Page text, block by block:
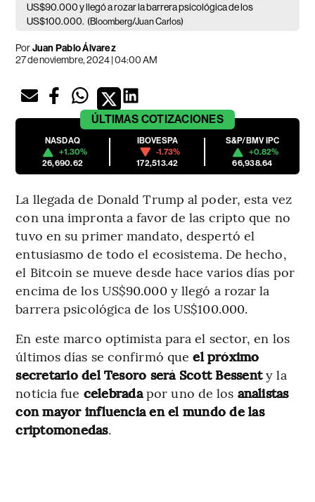
US$90.000 y llegó a rozar la barrera psicológica de los
US$100.000. (Bloomberg/Juan Carlos)
PorJuan Pablo Álvarez
27 de noviembre, 2024 | 04:00 AM
ÚLTIMAS COTIZACIONES
NASDAQ
+1.30%
26,690.62
IBOVESPA
-1.73%
172,513.42
S&P/BMV IPC
+0.82%
66,938.64
La llegada de Donald Trump al poder, esta vez
con una impronta a favor de las cripto que no
tuvo en su primer mandato, despertó el
entusiasmo de todo el ecosistema. De hecho,
el Bitcoin se mueve desde hace varios días por
encima de los US$90.000 y llegó a rozar la
barrera psicológica de los US$100.000.
En este marco optimista para el sector, en los
últimos días se confirmó queel próximo
secretario del Tesoro será Scott Bessenty la
noticia fue celebradapor uno de los analistas
con mayor influencia en el mundo de las
criptomonedas.